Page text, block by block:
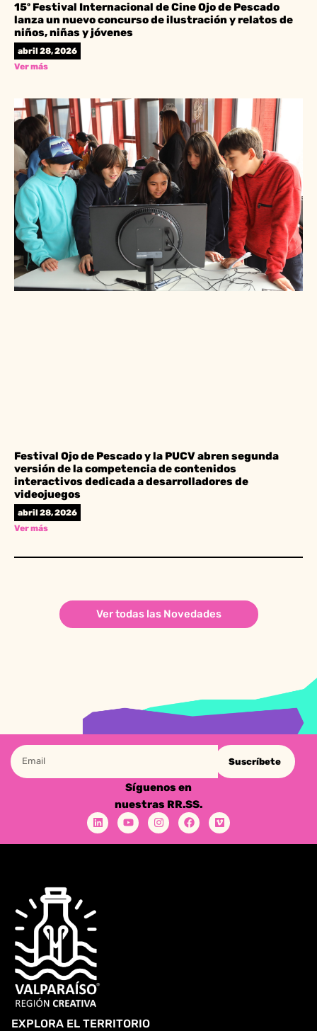
15º Festival Internacional de Cine Ojo de Pescado
lanza un nuevo concurso de ilustración y relatos de
niños, niñas y jóvenes
abril 28, 2026
Ver más
Festival Ojo de Pescado y la PUCV abren segunda
versión de la competencia de contenidos
interactivos dedicada a desarrolladores de
videojuegos
abril 28, 2026
Ver más
Ver todas las Novedades
Suscríbete
Síguenos en
nuestras RR.SS.
EXPLORA EL TERRITORIO